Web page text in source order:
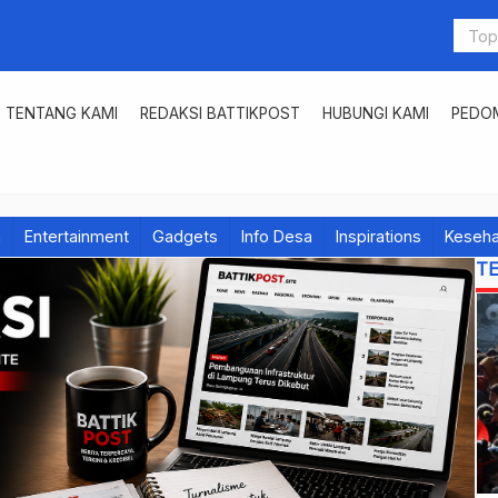
TENTANG KAMI REDAKSI BATTIKPOST HUBUNGI KAMI
Entertainment Gadgets Info Desa Inspirations